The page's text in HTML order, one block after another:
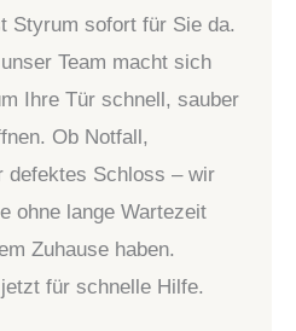
Styrum sofort für Sie da.
Team macht sich
Ihre Tür schnell, sauber
Ob Notfall,
defektes Schloss – wir
ohne lange Wartezeit
Zuhause haben.
für schnelle Hilfe.